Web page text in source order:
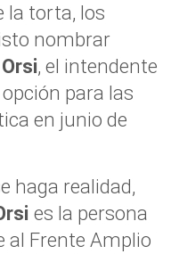
la torta, los
nombrar
Orsi, el intendente
para las
en junio de
haga realidad,
es la persona
al Frente Amplio